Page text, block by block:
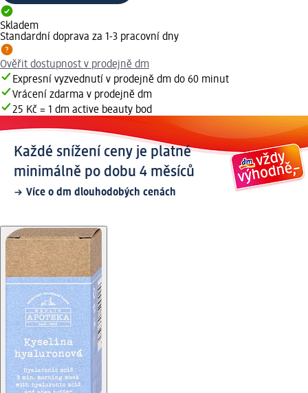
Skladem
Standardní doprava za 1-3 pracovní dny
Ověřit dostupnost v prodejně dm
Expresní vyzvednutí v prodejně dm do 60 minut
Vrácení zdarma v prodejně dm
25 Kč = 1 dm active beauty bod
Každé snížení ceny je platné
minimálně po dobu 4 měsíců
Více o dm dlouhodobých cenách